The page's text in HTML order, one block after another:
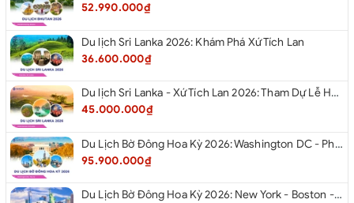
52.990.000₫
Du lịch Sri Lanka 2026: Khám Phá Xứ Tích Lan
36.600.000₫
Du lịch Sri Lanka - Xứ Tích Lan 2026: Tham Dự Lễ Hội Rước Xá Lợi Răng Phật
45.000.000₫
Du Lịch Bờ Đông Hoa Kỳ 2026: Washington DC - Philadelphia - New York - Boston - New Hampshire White Mountains - Albany - Niagara Falls - Buffalo - Corning - New York
95.900.000₫
Du Lịch Bờ Đông Hoa Kỳ 2026: New York - Boston - New Hampshire - Artist’s Bluff - Echo Lake Kancamagus Highway - White Mountains - Albany - Buffalo Niagara Falls - Corning - Washington DC